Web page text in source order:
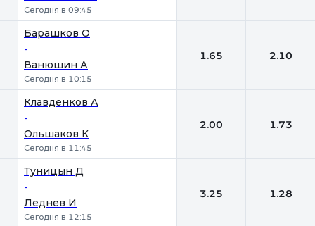
Сегодня в 09:45
Барашков О
-
Ванюшин А
Сегодня в 10:15
1.65 2.10
Клавденков А
-
Ольшаков К
Сегодня в 11:45
2.00 1.73
Туницын Д
-
Леднев И
Сегодня в 12:15
3.25 1.28